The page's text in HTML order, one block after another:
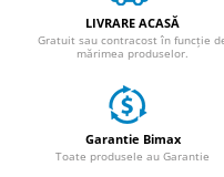
Masina Electrica Arora
Masina Electrica 25 km/h
Masina Electrica 2 Locuri
Scutere Electrice
⬇ TIPURI
LIVRARE ACASĂ
Gratuit sau contracost în funcție
mărimea produselor.
Garantie Bimax
Toate produsele au Garantie